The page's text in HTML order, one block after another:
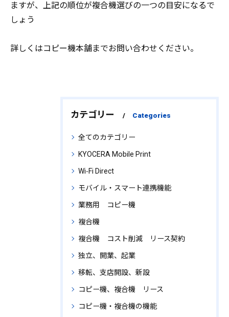
ますが、上記の順位が複合機選びの一つの目安になるで
しょう
詳しくはコピー機本舗までお問い合わせください。
カテゴリー Categories
全てのカテゴリー
KYOCERA Mobile Print
Wi‑Fi Direct
モバイル・スマート連携機能
業務用 コピー機
複合機
複合機 コスト削減 リース契約
独立、開業、起業
移転、支店開設、新設
コピー機、複合機 リース
コピー機・複合機の機能